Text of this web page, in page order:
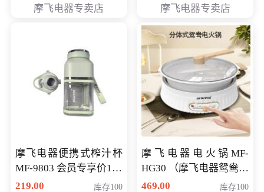
摩飞电器专卖店 摩飞电器专卖店
摩飞电器便携式榨汁杯
MF-9803 会员专享价138
元
219.00 库存100
摩飞电器电火锅MF-
HG30 （摩飞电器鸳鸯锅
MF-HG30 ） 会员专享价
469.00 库存100